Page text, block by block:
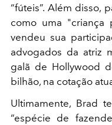
“fúteis”. Além disso,
como uma "criança
vendeu sua
advogados da atriz
galã de Hollywood
bilhão, na cotação
Ultimamente, Brad
“espécie de